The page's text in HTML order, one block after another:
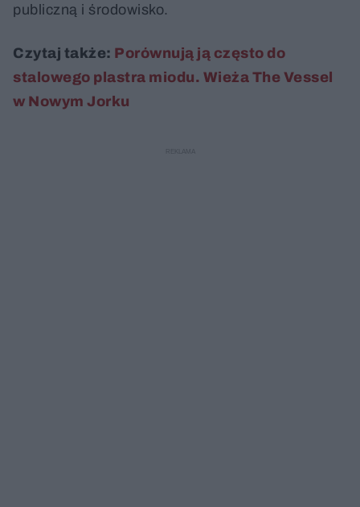
publiczną i środowisko.
Czytaj także: Porównują ją często do
stalowego plastra miodu. Wieża The Vessel
w Nowym Jorku